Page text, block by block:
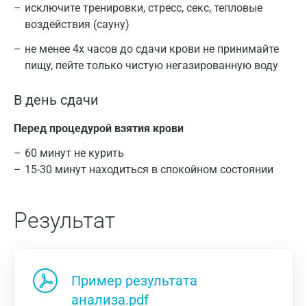
исключите тренировки, стресс, секс, тепловые
воздействия (сауну)
не менее 4х часов до сдачи крови не принимайте
пищу, пейте только чистую негазированную воду
В день сдачи
Перед процедурой взятия крови
60 минут не курить
15-30 минут находиться в спокойном состоянии
Результат
Пример результата
анализа.pdf